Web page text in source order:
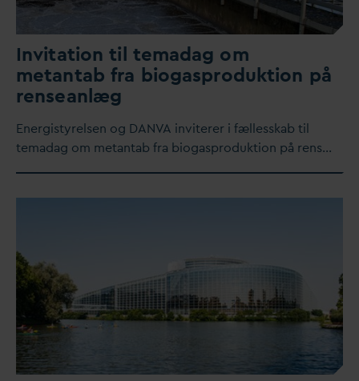
Invitation til temadag om
metantab fra biogasproduktion på
renseanlæg
Energistyrelsen og DANVA inviterer i fællesskab til
temadag om metantab fra biogasproduktion på rens…